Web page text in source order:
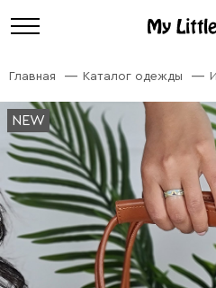
Главная Каталог одежды
NEW
NEW